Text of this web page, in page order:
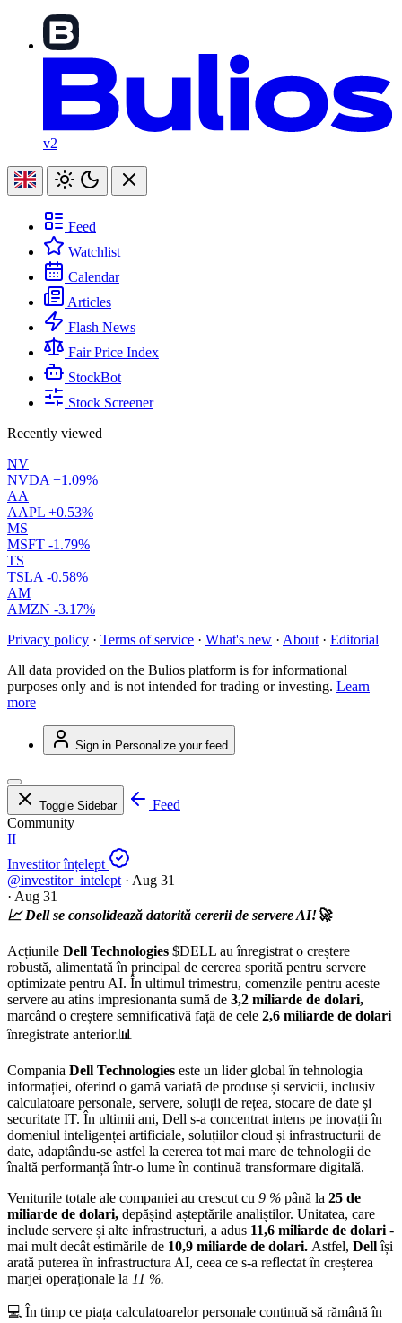
v2
Feed
Watchlist
Calendar
Articles
Flash News
Fair Price Index
StockBot
Stock Screener
Recently viewed
NV
NVDA +1.09%
AA
AAPL +0.53%
MS
MSFT -1.79%
TS
TSLA -0.58%
AM
AMZN -3.17%
Privacy policy · Terms of service · What's new · About · Editorial
All data provided on the Bulios platform is for informational
purposes only and is not intended for trading or investing. Learn
more
Sign in Personalize your feed
Toggle Sidebar
Feed
Community
II
Investitor înțelept
@investitor_intelept · Aug 31
· Aug 31
📈 Dell se consolidează datorită cererii de servere AI!🚀
Acțiunile Dell Technologies $DELL au înregistrat o creștere
robustă, alimentată în principal de cererea sporită pentru servere
optimizate pentru AI. În ultimul trimestru, comenzile pentru aceste
servere au atins impresionanta sumă de 3,2 miliarde de dolari,
marcând o creștere semnificativă față de cele 2,6 miliarde de dolari
înregistrate anterior.📊
Compania Dell Technologies este un lider global în tehnologia
informației, oferind o gamă variată de produse și servicii, inclusiv
calculatoare personale, servere, soluții de rețea, stocare de date și
securitate IT. În ultimii ani, Dell s-a concentrat intens pe inovații în
domeniul inteligenței artificiale, soluțiilor cloud și infrastructurii de
date, adaptându-se astfel la cererea tot mai mare de tehnologii de
înaltă performanță într-o lume în continuă transformare digitală.
Veniturile totale ale companiei au crescut cu 9 % până la 25 de
miliarde de dolari, depășind așteptările analiștilor. Unitatea, care
include servere și alte infrastructuri, a adus 11,6 miliarde de dolari -
mai mult decât estimările de 10,9 miliarde de dolari. Astfel, Dellîși
arată puterea în infrastructura AI, ceea ce s-a reflectat în creșterea
marjei operaționale la 11 %.
💻 În timp ce piața calculatoarelor personale continuă să rămână în